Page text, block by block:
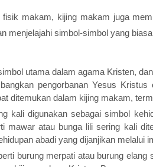
fisik makam, kijing makam juga
menjelajahi simbol-simbol yang
utama dalam agama Kristen,
pengorbanan Yesus
ditemukan dalam kijing makam,
kali digunakan sebagai simbol
mawar atau bunga lili sering kali
abadi yang dijanjikan melalui
burung merpati atau burung